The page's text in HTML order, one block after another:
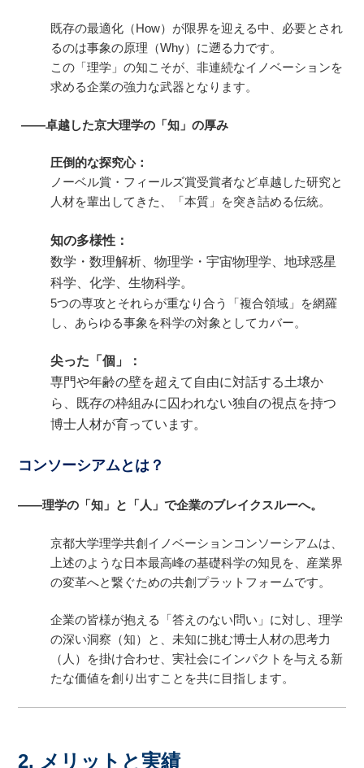
既存の最適化（How）が限界を迎える中、必要とされ
るのは事象の原理（Why）に遡る力です。
この「理学」の知こそが、非連続なイノベーションを
求める企業の強力な武器となります。
――卓越した京大理学の「知」の厚み
圧倒的な探究心：
ノーベル賞・フィールズ賞受賞者など卓越した研究と
人材を輩出してきた、「本質」を突き詰める伝統。
知の多様性：
数学・数理解析、物理学・宇宙物理学、地球惑星
科学、化学、生物科学。
5つの専攻とそれらが重なり合う「複合領域」を網羅
し、あらゆる事象を科学の対象としてカバー。
尖った「個」：
専門や年齢の壁を超えて自由に対話する土壌か
ら、既存の枠組みに囚われない独自の視点を持つ
博士人材が育っています。
コンソーシアムとは？
――理学の「知」と「人」で企業のブレイクスルーへ。
京都大学理学共創イノベーションコンソーシアムは、
上述のような日本最高峰の基礎科学の知見を、産業界
の変革へと繋ぐための共創プラットフォームです。
企業の皆様が抱える「答えのない問い」に対し、理学
の深い洞察（知）と、未知に挑む博士人材の思考力
（人）を掛け合わせ、実社会にインパクトを与える新
たな価値を創り出すことを共に目指します。
2. メリットと実績